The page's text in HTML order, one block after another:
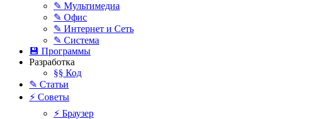
✎ Мультимедиа
✎ Офис
✎ Интернет и Сеть
✎ Система
💾 Программы
Разработка
§§ Код
✎ Статьи
⚡ Советы
⚡ Браузер